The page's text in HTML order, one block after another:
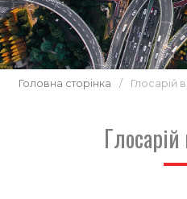
Головна сторінка / Глосарій
Глосарій